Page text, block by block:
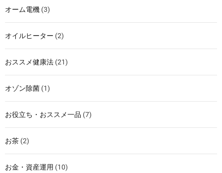
オーム電機 (3)
オイルヒーター (2)
おススメ健康法 (21)
オゾン除菌 (1)
お役立ち・おススメ一品 (7)
お茶 (2)
お金・資産運用 (10)